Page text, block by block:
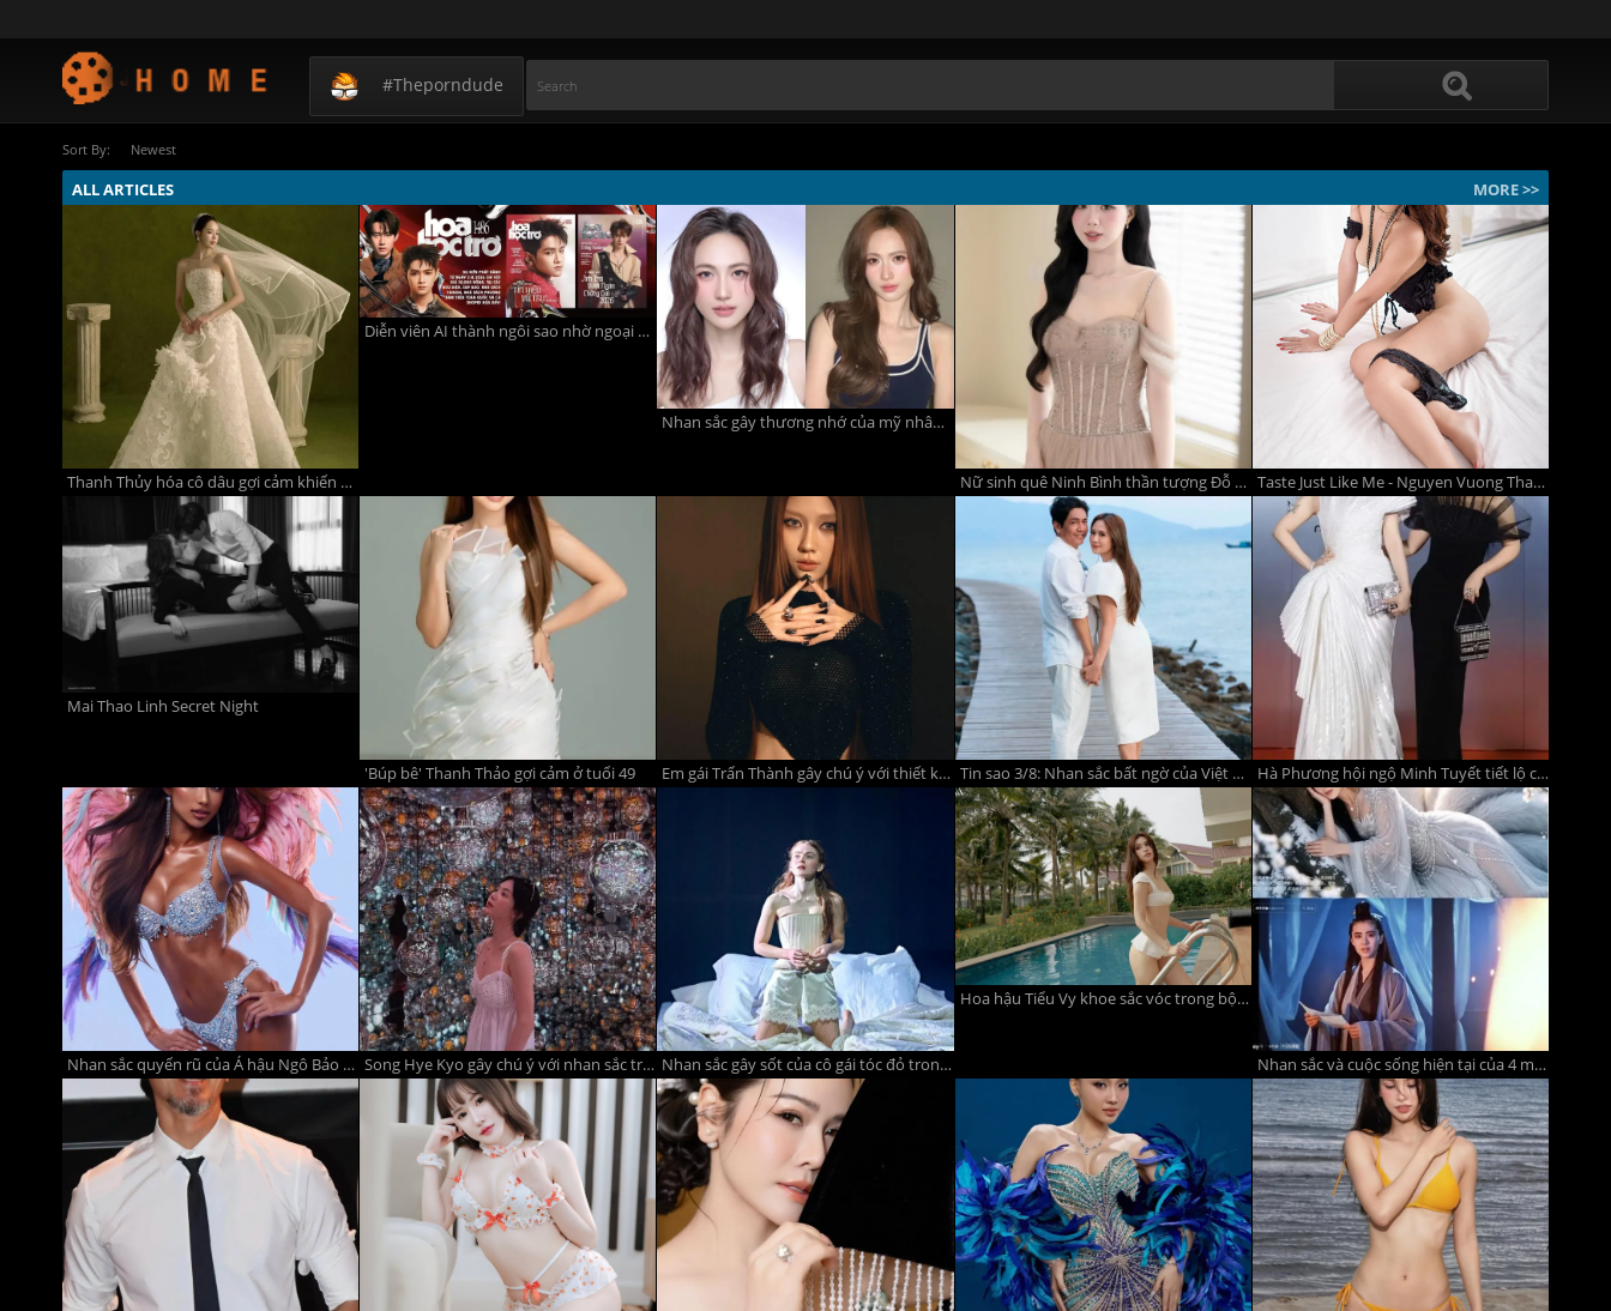
#theporndude
Sort By: Newest
ALL ARTICLES MORE >>
Thanh Thủy hóa cô dâu gợi cảm khiến NTK Lê Thanh Hòa trầm trồ
Diễn viên AI thành ngôi sao nhờ ngoại hình không hoàn hảo, cuộc sống không xa hoa
Nhan sắc gây thương nhớ của mỹ nhân Cà Mau được mệnh danh 'nữ thần mặt mộc'
Nữ sinh quê Ninh Bình thần tượng Đỗ Mỹ Linh, nhan sắc được chuyên gia nhân trắc học đánh giá cao ở Hoa hậu Việt Nam 2026 Taste Just Like Me - Nguyen Vuong Thanh Van
Mai Thao Linh Secret Night
'Búp bê' Thanh Thảo gợi cảm ở tuổi 49 Em gái Trấn Thành gây chú ý với thiết kế hở lưng Tin sao 3/8: Nhan sắc bất ngờ của Việt Hương, vợ chồng Thanh Thúy - Đức Thịnh chiêm nghiệm về hạnh phúc Hà Phương hội ngộ Minh Tuyết tiết lộ chuyện đặc biệt về 'gia đình tỷ phú' của cô
Nhan sắc quyến rũ của Á hậu Ngô Bảo Ngọc, đại diện Việt Nam tại Miss Grand International All Stars Song Hye Kyo gây chú ý với nhan sắc trẻ trung ở tuổi 45 Nhan sắc gây sốt của cô gái tóc đỏ trong phim Người nhện
Hoa hậu Tiểu Vy khoe sắc vóc trong bộ ảnh mới
Nhan sắc và cuộc sống hiện tại của 4 mỹ nhân huyền thoại màn ảnh Hồng Kông